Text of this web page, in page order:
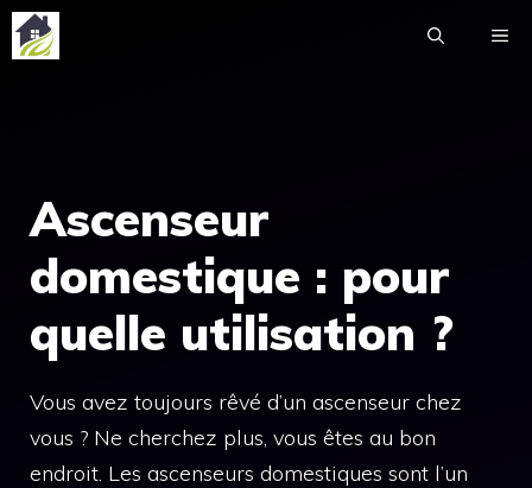
Aller
au
Ascenseur
domestique : pour
quelle utilisation ?
Vous avez toujours rêvé d’un ascenseur chez
vous ? Ne cherchez plus, vous êtes au bon
endroit. Les ascenseurs domestiques sont l’un